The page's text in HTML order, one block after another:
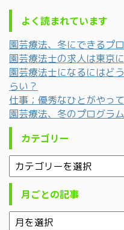
よく読まれています
園芸療法、冬にできるプ
園芸療法士の求人は東京
園芸療法士になるにはど
らい？
仕事；優秀なひとがやっ
園芸療法、冬のプログラ
カテゴリー
月ごとの記事